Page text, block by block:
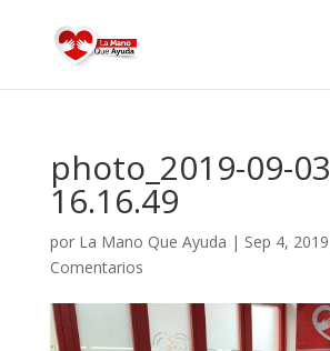
photo_2019-09-03
16.16.49
por La Mano Que Ayuda | Sep 4, 2019
Comentarios